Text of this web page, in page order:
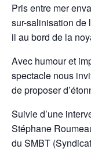
Pris entre mer
sur-salinisation de
il au bord de la
Avec humour et
spectacle nous
de proposer
Suivie d’une
Stéphane
du SMBT